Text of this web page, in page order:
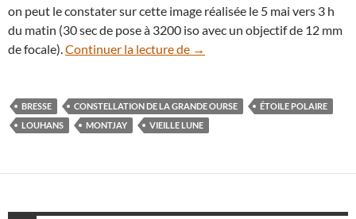
on peut le constater sur cette image réalisée le 5 mai vers 3 h
du matin (30 sec de pose à 3200 iso avec un objectif de 12 mm
de focale). Continuer la lecture de Clair de vieille Lune sur une
→
BRESSE CONSTELLATION DE LA GRANDE OURSE
ÉTOILE POLAIRE
LOUHANS
MONTJAY VIEILLE LUNE